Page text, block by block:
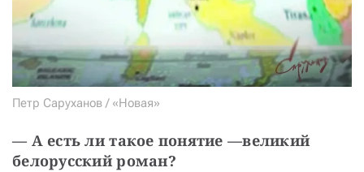
Петр Саруханов / «Новая»
— А есть ли такое понятие —великий
белорусский роман?